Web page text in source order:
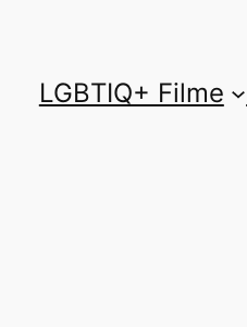
LGBTIQ+ Filme